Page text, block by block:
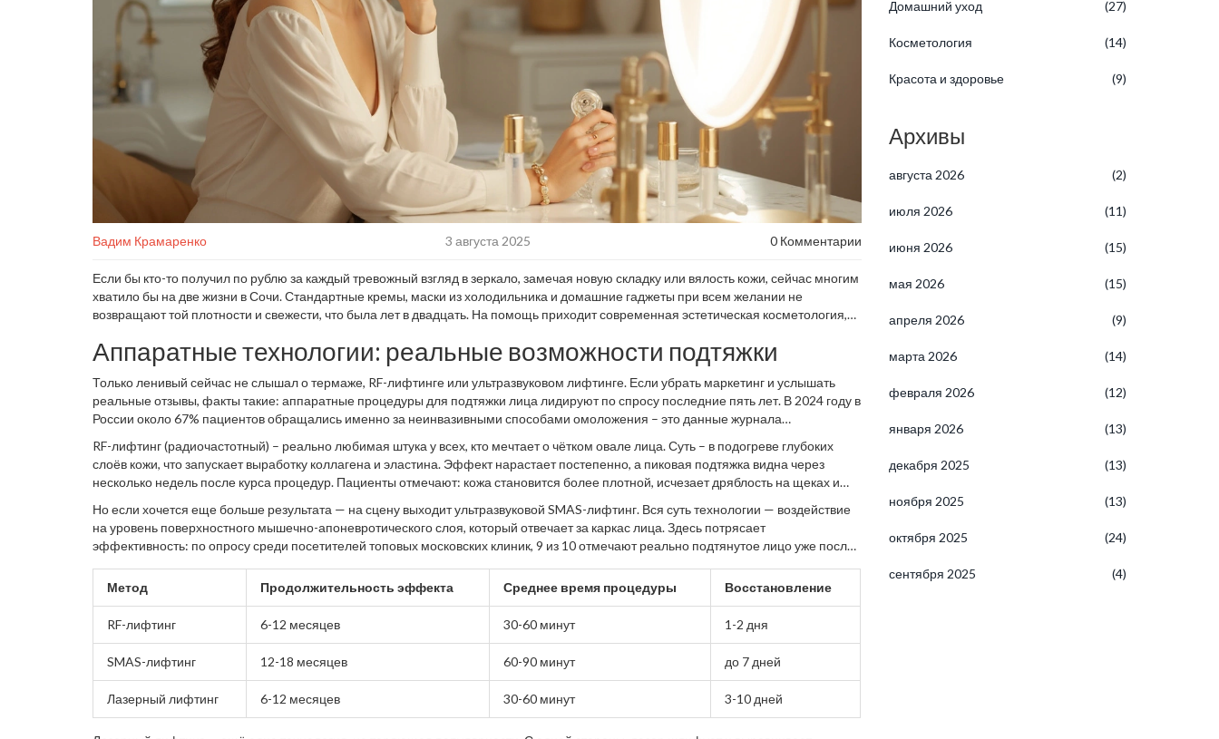
Вадим Крамаренко 3 августа 2025 0 Комментарии
Если бы кто-то получил по рублю за каждый тревожный взгляд в зеркало, замечая новую складку или вялость кожи, сейчас многим
хватило бы на две жизни в Сочи. Стандартные кремы, маски из холодильника и домашние гаджеты при всем желании не
возвращают той плотности и свежести, что была лет в двадцать. На помощь приходит современная эстетическая косметология,
ультразвукового SMAS, а биоревитализация — от нитевого лифтинга? Готовы узнать, что реально способно эффективно «затянуть
лицо назад» без жутких перевязок, как у героинь старых фильмов?
Аппаратные технологии: реальные возможности подтяжки
Только ленивый сейчас не слышал о термаже, RF-лифтинге или ультразвуковом лифтинге. Если убрать маркетинг и услышать
реальные отзывы, факты такие: аппаратные процедуры для подтяжки лица лидируют по спросу последние пять лет. В 2024 году в
России около 67% пациентов обращались именно за неинвазивными способами омоложения – это данные журнала
RF-лифтинг (радиочастотный) – реально любимая штука у всех, кто мечтает о чётком овале лица. Суть – в подогреве глубоких
слоёв кожи, что запускает выработку коллагена и эластина. Эффект нарастает постепенно, а пиковая подтяжка видна через
несколько недель после курса процедур. Пациенты отмечают: кожа становится более плотной, исчезает дряблость на щеках и
Но если хочется еще больше результата — на сцену выходит ультразвуковой SMAS-лифтинг. Вся суть технологии — воздействие
на уровень поверхностного мышечно-апоневротического слоя, который отвечает за каркас лица. Здесь потрясает
эффективность: по опросу среди посетителей топовых московских клиник, 9 из 10 отмечают реально подтянутое лицо уже после
Метод
Продолжительность эффекта Среднее время процедуры Восстановление
RF-лифтинг 6-12 месяцев 30-60 минут 1-2 дня
SMAS-лифтинг 12-18 месяцев 60-90 минут до 7 дней
Лазерный лифтинг 6-12 месяцев 30-60 минут 3-10 дней
Домашний уход (27)
Косметология (14)
Красота и здоровье (9)
Архивы
августа 2026 (2)
июля 2026 (11)
июня 2026 (15)
мая 2026 (15)
апреля 2026 (9)
марта 2026 (14)
февраля 2026 (12)
января 2026 (13)
декабря 2025 (13)
ноября 2025 (13)
октября 2025 (24)
сентября 2025 (4)